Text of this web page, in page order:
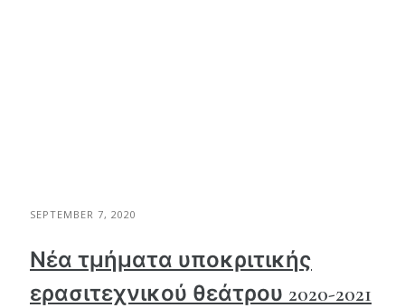
SEPTEMBER 7, 2020
Νέα τμήματα υποκριτικής
ερασιτεχνικού θεάτρου 2020-2021